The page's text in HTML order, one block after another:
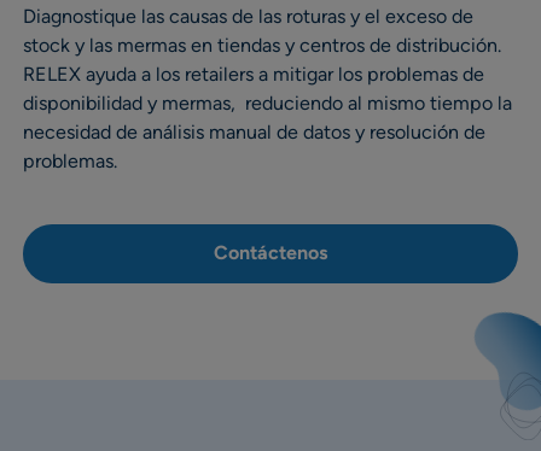
Diagnostique las causas de las roturas y el exceso de
stock y las mermas en tiendas y centros de distribución.
RELEX ayuda a los retailers a mitigar los problemas de
disponibilidad y mermas, reduciendo al mismo tiempo la
necesidad de análisis manual de datos y resolución de
problemas.
Contáctenos